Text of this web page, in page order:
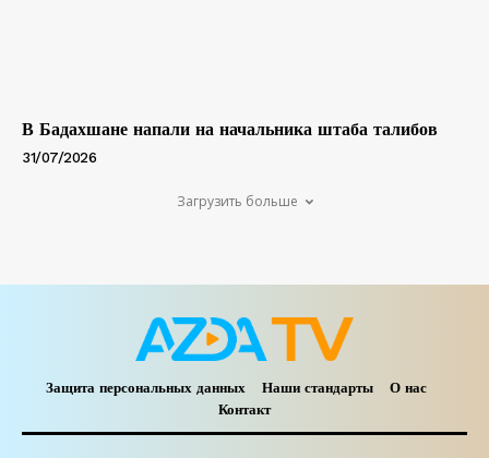
В Бадахшане напали на начальника штаба талибов
31/07/2026
Загрузить больше
Защита персональных данных Наши стандарты
О нас
Контакт